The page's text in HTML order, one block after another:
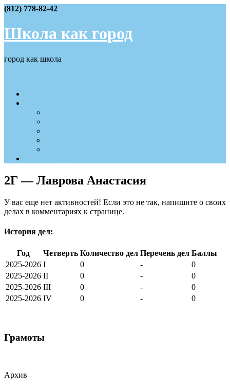
Skip
content
(812) 778-82-42
Школа как город
город как школа
2Г — Лаврова Анастасия
У вас еще нет активностей! Если это не так, напишите о своих
делах в комментариях к странице.
История дел:
Год Четверть Количество дел Перечень дел Баллы
2025-2026 I 0 -
0
2025-2026 II 0 -
0
2025-2026 III 0 -
0
2025-2026 IV 0 - 0
Грамоты
Архив